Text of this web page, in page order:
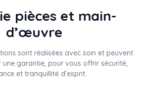
pièces et main-
d’œuvre
sont réalisées avec soin et peuvent
garantie, pour vous offrir sécurité,
et tranquillité d’esprit.